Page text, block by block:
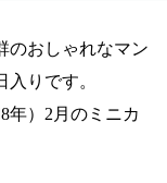
のおしゃれなマン
りです。
年）2月のミニカ